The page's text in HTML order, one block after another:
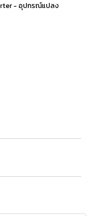
- อุปกรณ์แปลง